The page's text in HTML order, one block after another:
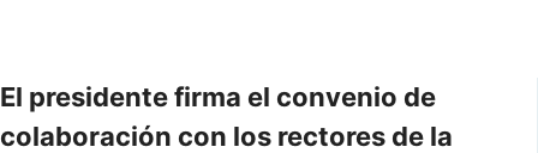
El presidente firma el convenio de
colaboración con los rectores de la